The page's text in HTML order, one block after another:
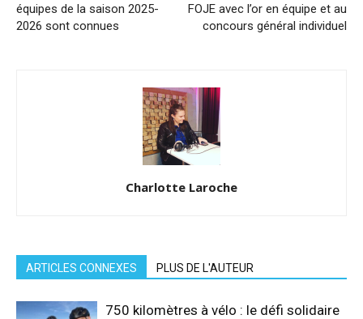
équipes de la saison 2025-
2026 sont connues
FOJE avec l’or en équipe et au
concours général individuel
Charlotte Laroche
ARTICLES CONNEXES PLUS DE L'AUTEUR
750 kilomètres à vélo : le défi solidaire